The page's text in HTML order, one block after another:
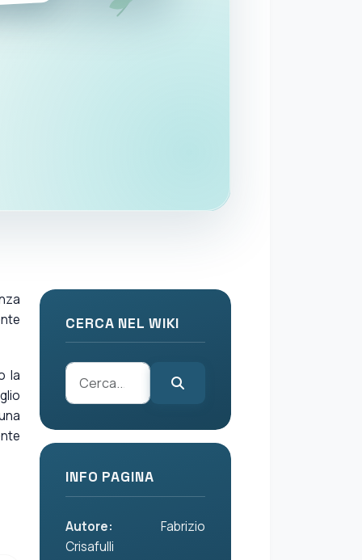
la
CERCA NEL WIKI
INFO PAGINA
Autore: Fabrizio
Crisafulli